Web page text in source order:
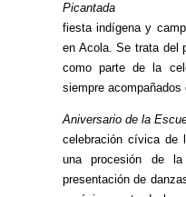
Picantada
fiesta indígena y
en Acola. Se trata del
como parte de la
siempre
Aniversario de la
celebración cívica de
una procesión de
presentación de